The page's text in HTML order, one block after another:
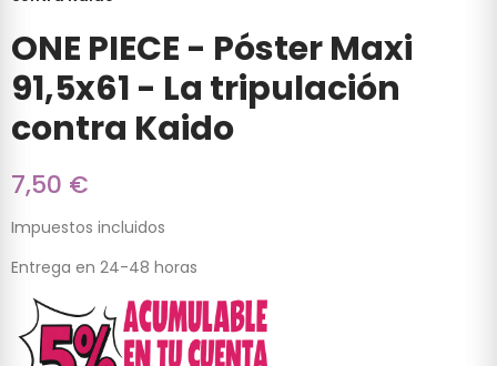
ONE PIECE - Póster Maxi
91,5x61 - La tripulación
contra Kaido
7,50 €
Impuestos incluidos
Entrega en 24-48 horas